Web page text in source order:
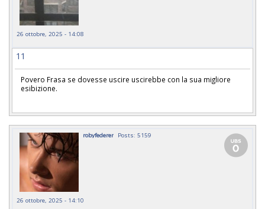
26 ottobre, 2025 - 14:08
11
Povero Frasa se dovesse uscire uscirebbe con la sua migliore
esibizione.
robyfederer Posts: 5159
26 ottobre, 2025 - 14:10